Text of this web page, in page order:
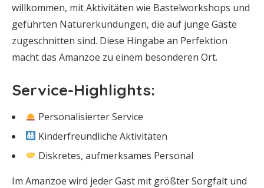
willkommen, mit Aktivitäten wie Bastelworkshops und
geführten Naturerkundungen, die auf junge Gäste
zugeschnitten sind. Diese Hingabe an Perfektion
macht das Amanzoe zu einem besonderen Ort.
Service-Highlights:
Personalisierter Service
Kinderfreundliche Aktivitäten
Diskretes, aufmerksames Personal
Im Amanzoe wird jeder Gast mit größter Sorgfalt und